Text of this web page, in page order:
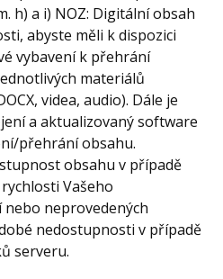
h) a i) NOZ: Digitální obsah
abyste měli k dispozici
vybavení k přehrání
materiálů
videa, audio). Dále je
a aktualizovaný software
přehrání obsahu.
obsahu v případě
Vašeho
neprovedených
nedostupnosti v případě
serveru.